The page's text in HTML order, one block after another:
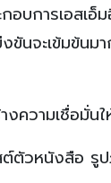
บการเอสเอ็
นจะเข้มข้นม
งความเชื่อมั่น
วหนังสือ รู